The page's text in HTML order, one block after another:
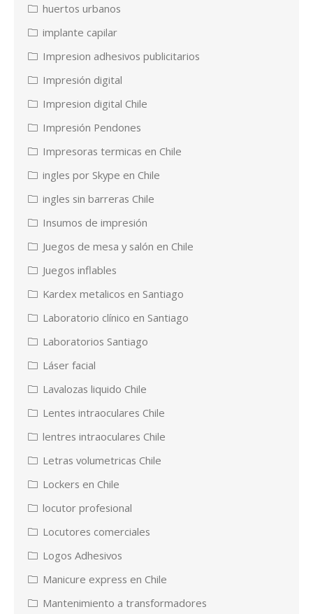
huertos urbanos
implante capilar
Impresion adhesivos publicitarios
Impresión digital
Impresion digital Chile
Impresión Pendones
Impresoras termicas en Chile
ingles por Skype en Chile
ingles sin barreras Chile
Insumos de impresión
Juegos de mesa y salón en Chile
Juegos inflables
Kardex metalicos en Santiago
Laboratorio clínico en Santiago
Laboratorios Santiago
Láser facial
Lavalozas liquido Chile
Lentes intraoculares Chile
lentres intraoculares Chile
Letras volumetricas Chile
Lockers en Chile
locutor profesional
Locutores comerciales
Logos Adhesivos
Manicure express en Chile
Mantenimiento a transformadores